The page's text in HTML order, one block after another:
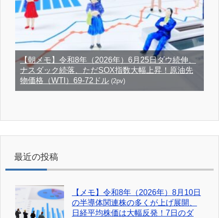
【朝メモ】令和8年（2026年）6月25日ダウ続伸、
ナスダック続落、ただSOX指数大幅上昇！原油先
物価格（WTI）69-72ドル (2pv)
最近の投稿
【メモ】令和8年（2026年）8月10日
の半導体関連株の多くが上げ展開、
日経平均株価は大幅反発！7日のダ